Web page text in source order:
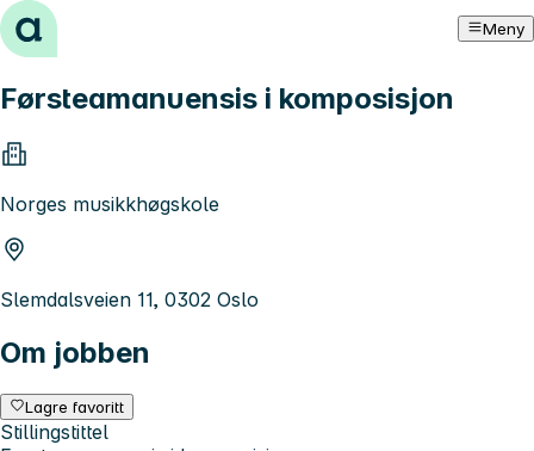
Hopp til innhold Meny
Førsteamanuensis i komposisjon
Norges musikkhøgskole
Slemdalsveien 11, 0302 Oslo
Om jobben
Lagre favoritt
Stillingstittel